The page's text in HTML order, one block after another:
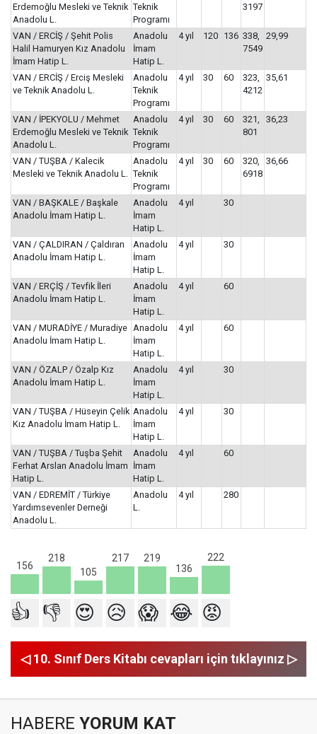
Erdemoğlu Mesleki ve Teknik
Anadolu L.
Teknik
Programı
3197
VAN / ERCİŞ / Şehit Polis
Halil Hamuryen Kız Anadolu
İmam Hatip L.
Anadolu
İmam
Hatip L.
4 yıl 120 136 338,
7549
29,99
VAN / ERCİŞ / Erciş Mesleki
ve Teknik Anadolu L.
Anadolu
Teknik
Programı
4 yıl 30 60
323,
4212
35,61
VAN / İPEKYOLU / Mehmet
Erdemoğlu Mesleki ve Teknik
Anadolu L.
Anadolu
Teknik
Programı
4 yıl 30 60
321,
801
36,23
VAN / TUŞBA / Kalecik
Mesleki ve Teknik Anadolu L.
Anadolu
Teknik
Programı
4 yıl 30 60
320,
6918
36,66
VAN / BAŞKALE / Başkale
Anadolu İmam Hatip L.
Anadolu
İmam
Hatip L.
4 yıl 30
VAN / ÇALDIRAN / Çaldıran
Anadolu İmam Hatip L.
Anadolu
İmam
Hatip L.
4 yıl 30
VAN / ERÇİŞ / Tevfik İleri
Anadolu İmam Hatip L.
Anadolu
İmam
Hatip L.
4 yıl 60
VAN / MURADİYE / Muradiye
Anadolu İmam Hatip L.
Anadolu
İmam
Hatip L.
4 yıl 60
VAN / ÖZALP / Özalp Kız
Anadolu İmam Hatip L.
Anadolu
İmam
Hatip L.
4 yıl 30
VAN / TUŞBA / Hüseyin Çelik
Kız Anadolu İmam Hatip L.
Anadolu
İmam
Hatip L.
4 yıl 30
VAN / TUŞBA / Tuşba Şehit
Ferhat Arslan Anadolu İmam
Hatip L.
Anadolu
İmam
Hatip L.
4 yıl 60
VAN / EDREMİT / Türkiye
Yardımsevenler Derneği
Anadolu L.
Anadolu
L.
4 yıl 280
156
218
105
217
219
136
222
👍 👎 😍 😥 😱 😂 😡
◁ 10. Sınıf Ders Kitabı cevapları için tıklayınız ▷
HABERE YORUM KAT